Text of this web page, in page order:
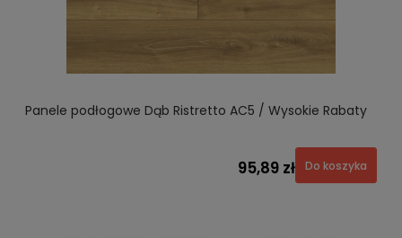
Panele podłogowe Dąb Ristretto AC5 / Wysokie Rabaty
95,89 zł Do koszyka